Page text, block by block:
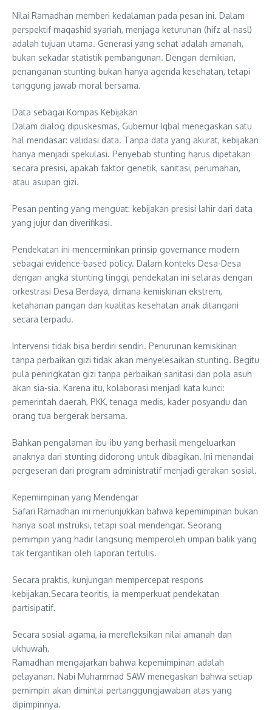
Nilai Ramadhan memberi kedalaman pada pesan ini. Dalam
perspektif maqashid syariah, menjaga keturunan (hifz al-nasl)
adalah tujuan utama. Generasi yang sehat adalah amanah,
bukan sekadar statistik pembangunan. Dengan demikian,
penanganan stunting bukan hanya agenda kesehatan, tetapi
tanggung jawab moral bersama.
Data sebagai Kompas Kebijakan
Dalam dialog dipuskesmas, Gubernur Iqbal menegaskan satu
hal mendasar: validasi data. Tanpa data yang akurat, kebijakan
hanya menjadi spekulasi. Penyebab stunting harus dipetakan
secara presisi, apakah faktor genetik, sanitasi, perumahan,
atau asupan gizi.
Pesan penting yang menguat: kebijakan presisi lahir dari data
yang jujur dan diverifikasi.
Pendekatan ini mencerminkan prinsip governance modern
sebagai evidence-based policy. Dalam konteks Desa-Desa
dengan angka stunting tinggi, pendekatan ini selaras dengan
orkestrasi Desa Berdaya, dimana kemiskinan ekstrem,
ketahanan pangan dan kualitas kesehatan anak ditangani
secara terpadu.
Intervensi tidak bisa berdiri sendiri. Penurunan kemiskinan
tanpa perbaikan gizi tidak akan menyelesaikan stunting. Begitu
pula peningkatan gizi tanpa perbaikan sanitasi dan pola asuh
akan sia-sia. Karena itu, kolaborasi menjadi kata kunci:
pemerintah daerah, PKK, tenaga medis, kader posyandu dan
orang tua bergerak bersama.
Bahkan pengalaman ibu-ibu yang berhasil mengeluarkan
anaknya dari stunting didorong untuk dibagikan. Ini menandai
pergeseran dari program administratif menjadi gerakan sosial.
Kepemimpinan yang Mendengar
Safari Ramadhan ini menunjukkan bahwa kepemimpinan bukan
hanya soal instruksi, tetapi soal mendengar. Seorang
pemimpin yang hadir langsung memperoleh umpan balik yang
tak tergantikan oleh laporan tertulis.
Secara praktis, kunjungan mempercepat respons
kebijakan.Secara teoritis, ia memperkuat pendekatan
partisipatif.
Secara sosial-agama, ia merefleksikan nilai amanah dan
ukhuwah.
Ramadhan mengajarkan bahwa kepemimpinan adalah
pelayanan. Nabi Muhammad SAW menegaskan bahwa setiap
pemimpin akan dimintai pertanggungjawaban atas yang
dipimpinnya.